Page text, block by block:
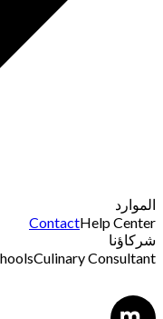
الموارد
ContactHelp Center
شركاؤنا
Culinary Consultant